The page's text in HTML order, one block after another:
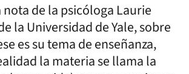
de la psicóloga Laurie
la Universidad de Yale, sobre
es su tema de enseñanza,
la materia se llama la